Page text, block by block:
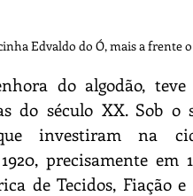
Edvaldo do Ó, mais a frente
do algodão, teve
do século XX. Sob o
investiram na
precisamente em
de Tecidos, Fiação